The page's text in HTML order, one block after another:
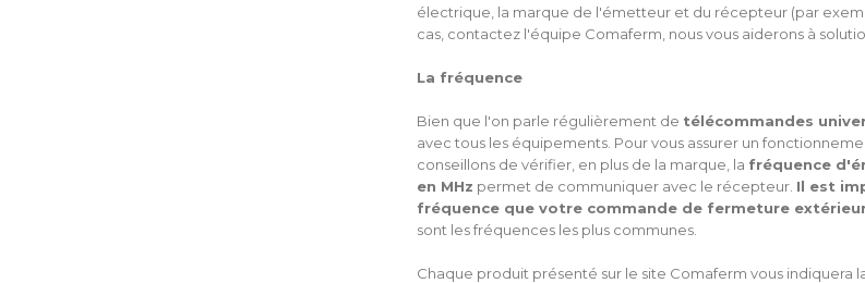
électrique, la marque de l'émetteur et du récepteur (par
cas, contactez l'équipe Comaferm, nous vous aiderons à
La fréquence
Bien que l'on parle régulièrement de télécommandes
avec tous les équipements. Pour vous assurer un
conseillons de vérifier, en plus de la marque, la fréquence
en MHz permet de communiquer avec le récepteur. Il est
fréquence que votre commande de fermeture
sont les fréquences les plus communes.
Chaque produit présenté sur le site Comaferm vous